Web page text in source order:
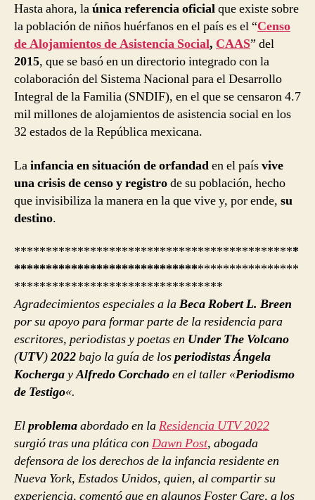
Hasta ahora, laúnica referencia oficialque existe sobre
la población de niños huérfanos en el país es el “Censo
de Alojamientos de Asistencia Social, CAAS” del
2015, que se basó en un directorio integrado con la
colaboración del Sistema Nacional para el Desarrollo
Integral de la Familia (SNDIF), en el que se censaron 4.7
mil millones de alojamientos de asistencia social en los
32 estados de la República mexicana.
Lainfancia en situación de orfandaden el paísvive
una crisis de censo y registrode su población, hecho
que invisibiliza la manera en la que vive y, por ende, su
destino.
*********************************************
*********************************************
*********************************
Agradecimientos especialesa laBeca Robert L. Breen
por su apoyo para formar parte de la residencia para
escritores, periodistas y poetas en Under The Volcano
(UTV)2022bajo la guía de losperiodistas Ángela
KochergayAlfredo Corchadoen el taller «Periodismo
de Testigo«.
Elproblemaabordado en laResidencia UTV 2022
surgió tras una plática con Dawn Post, abogada
defensora de los derechos de la infancia residente en
Nueva York, Estados Unidos, quien, al compartir su
experiencia, comentó que en algunos Foster Care, a los